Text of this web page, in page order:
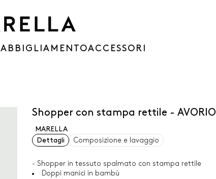
ABBIGLIAMENTOACCESSORI
Shopper con stampa rettile - AVORIO
MARELLA
Dettagli
Composizione e lavaggio
- Shopper in tessuto spalmato con stampa rettile
Doppi manici in bambù